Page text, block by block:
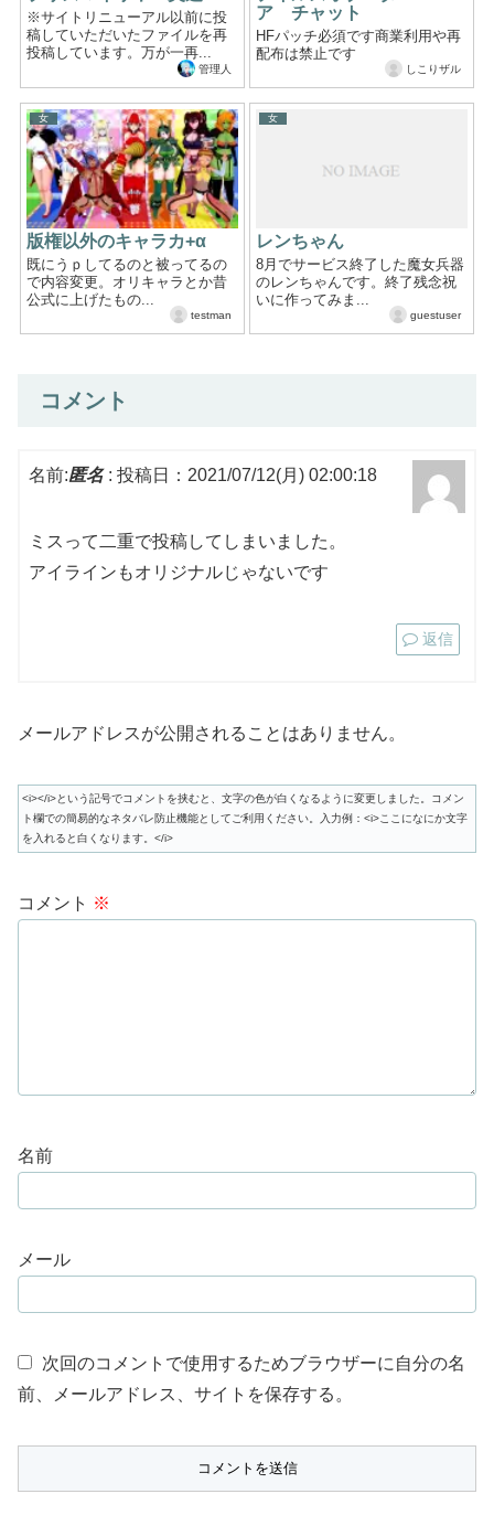
※サイトリニューアル以前に投
稿していただいたファイルを再
投稿しています。万が一再...
管理人
ア チャット
HFパッチ必須です商業利用や再
配布は禁止です
しこりザル
女
版権以外のキャラカ+α
既にうｐしてるのと被ってるの
で内容変更。オリキャラとか昔
公式に上げたもの...
testman
女
レンちゃん
8月でサービス終了した魔女兵器
のレンちゃんです。終了残念祝
いに作ってみま...
guestuser
コメント
名前:匿名: 投稿日：2021/07/12(月) 02:00:18
ミスって二重で投稿してしまいました。
アイラインもオリジナルじゃないです
返信
メールアドレスが公開されることはありません。
<i></i>という記号でコメントを挟むと、文字の色が白くなるように変更しました。コメン
ト欄での簡易的なネタバレ防止機能としてご利用ください。入力例：<i>ここになにか文字
を入れると白くなります。</i>
コメント ※
名前
メール
次回のコメントで使用するためブラウザーに自分の名
前、メールアドレス、サイトを保存する。